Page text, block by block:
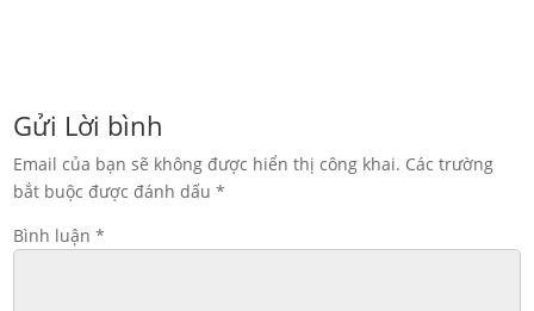
Gửi Lời bình
Email của bạn sẽ không được hiển thị công khai. Các trường
bắt buộc được đánh dấu*
Bình luận*